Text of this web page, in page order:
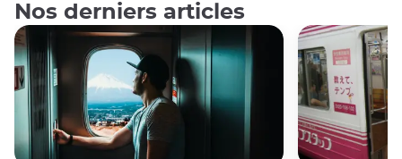
Nos derniers articles